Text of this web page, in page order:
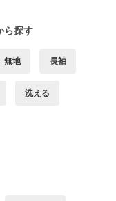
ら探す
無地 長袖
洗える